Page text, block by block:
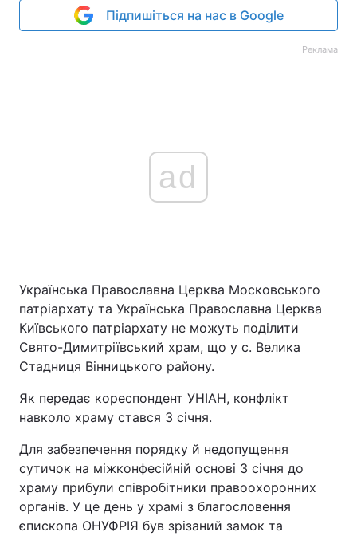
Підпишіться на нас в Google
Реклама
ad
Українська Православна Церква Московського
патріархату та Українська Православна Церква
Київського патріархату не можуть поділити
Свято-Димитріївський храм, що у с. Велика
Стадниця Вінницького району.
Як передає кореспондент УНІАН, конфлікт
навколо храму стався 3 січня.
Для забезпечення порядку й недопущення
сутичок на міжконфесійній основі 3 січня до
храму прибули співробітники правоохоронних
органів. У це день у храмі з благословення
єпископа ОНУФРІЯ був зрізаний замок та